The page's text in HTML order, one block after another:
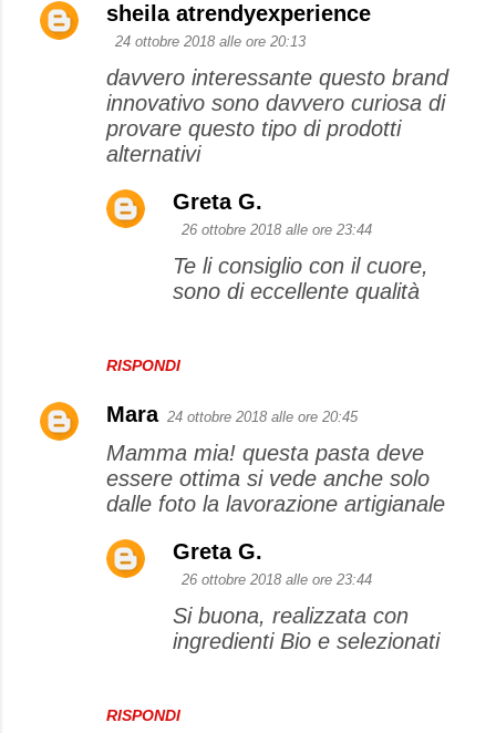
sheila atrendyexperience
24 ottobre 2018 alle ore 20:13
davvero interessante questo brand
innovativo sono davvero curiosa di
provare questo tipo di prodotti
alternativi
RISPONDI
Greta G.
26 ottobre 2018 alle ore 23:44
Te li consiglio con il cuore,
sono di eccellente qualità
Mara 24 ottobre 2018 alle ore 20:45
Mamma mia! questa pasta deve
essere ottima si vede anche solo
dalle foto la lavorazione artigianale
RISPONDI
Greta G.
26 ottobre 2018 alle ore 23:44
Si buona, realizzata con
ingredienti Bio e selezionati